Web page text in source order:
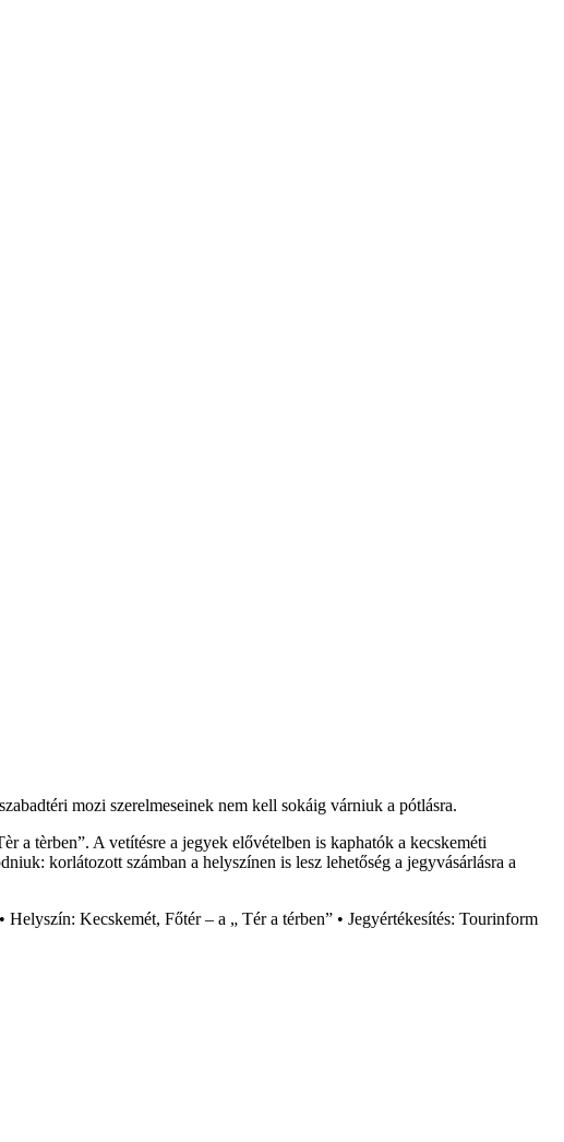
mozi szerelmeseinek nem kell sokáig várniuk a pótlásra.
a tèrben”. A vetítésre a jegyek elővételben is kaphatók a kecskeméti
korlátozott számban a helyszínen is lesz lehetőség a jegyvásárlásra a
Kecskemét, Főtér – a „ Tér a térben” • Jegyértékesítés: Tourinform